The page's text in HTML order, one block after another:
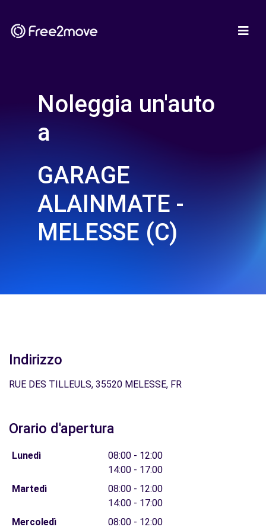
Noleggia un'auto
a
GARAGE
ALAINMATE -
MELESSE (C)
Indirizzo
RUE DES TILLEULS, 35520 MELESSE, FR
Orario d'apertura
Lunedì
08:00 - 12:00
14:00 - 17:00
Martedì
08:00 - 12:00
14:00 - 17:00
Mercoledì
08:00 - 12:00